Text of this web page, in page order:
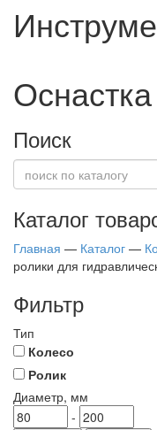
Оснастка
Поиск
Каталог
Главная — Каталог —
ролики для
Фильтр
Тип
Колесо
Ролик
Диаметр, мм
-